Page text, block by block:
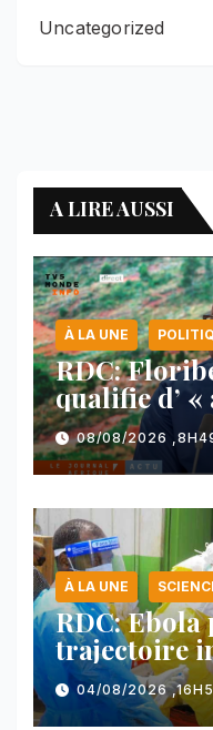
Uncategorized
A LIRE AUSSI
À LA UNE
RDC:
qualifie d’
protocole
FDLR
08/08/2026
À LA UNE
RDC: Ebola
trajectoire
nord-est du
04/08/2026